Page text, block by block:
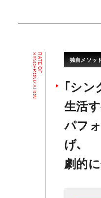
R
A
T
E
O
F
S
Y
N
C
H
R
O
N
I
Z
A
T
I
O
N
独自メソッ
｢シン
生活
パフ
げ､
劇的